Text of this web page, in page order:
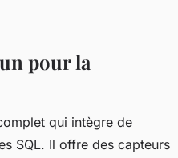
pour la
qui intègre de
SQL. Il offre des capteurs